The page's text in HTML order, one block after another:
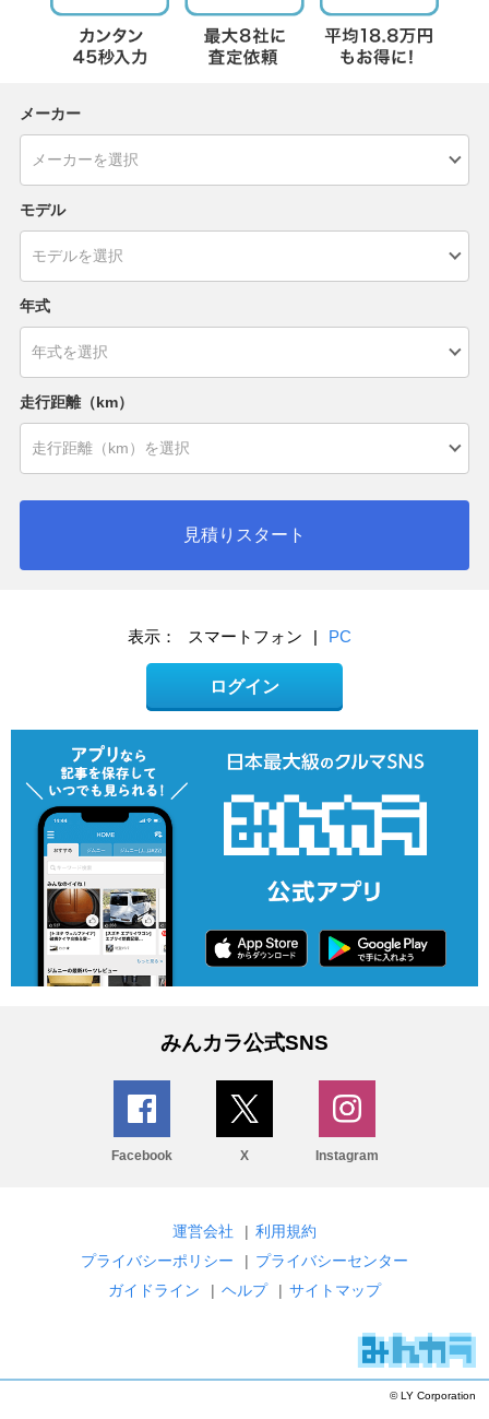
メーカー
モデル
年式
走行距離（km）
見積りスタート
表示： スマートフォン | PC
ログイン
みんカラ公式SNS
Facebook X Instagram
運営会社 | 利用規約
プライバシーポリシー
| プライバシーセンター
ガイドライン
| ヘルプ | サイトマップ
© LY Corporation